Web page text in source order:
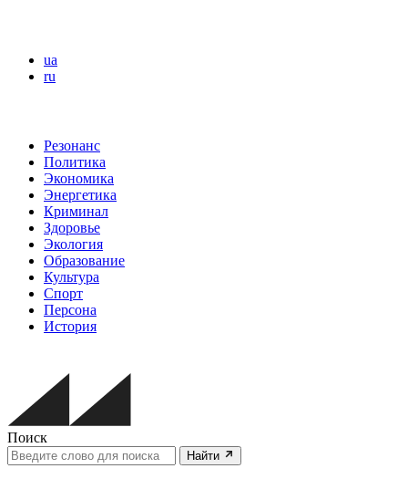
ua
ru
Резонанс
Политика
Экономика
Энергетика
Криминал
Здоровье
Экология
Образование
Культура
Спорт
Персона
История
Поиск
Найти